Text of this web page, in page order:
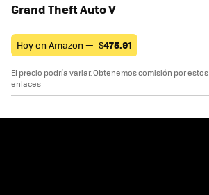
Grand Theft Auto V
Hoy en Amazon — $475.91
El precio podría variar. Obtenemos comisión por estos
enlaces